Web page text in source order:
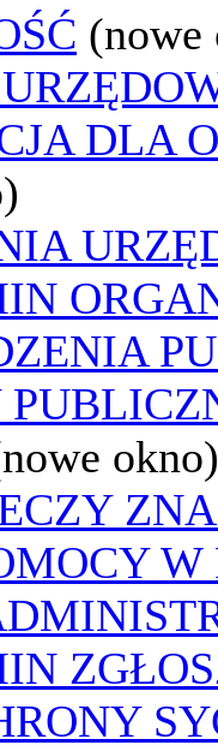
(nowe
DLA
okno)